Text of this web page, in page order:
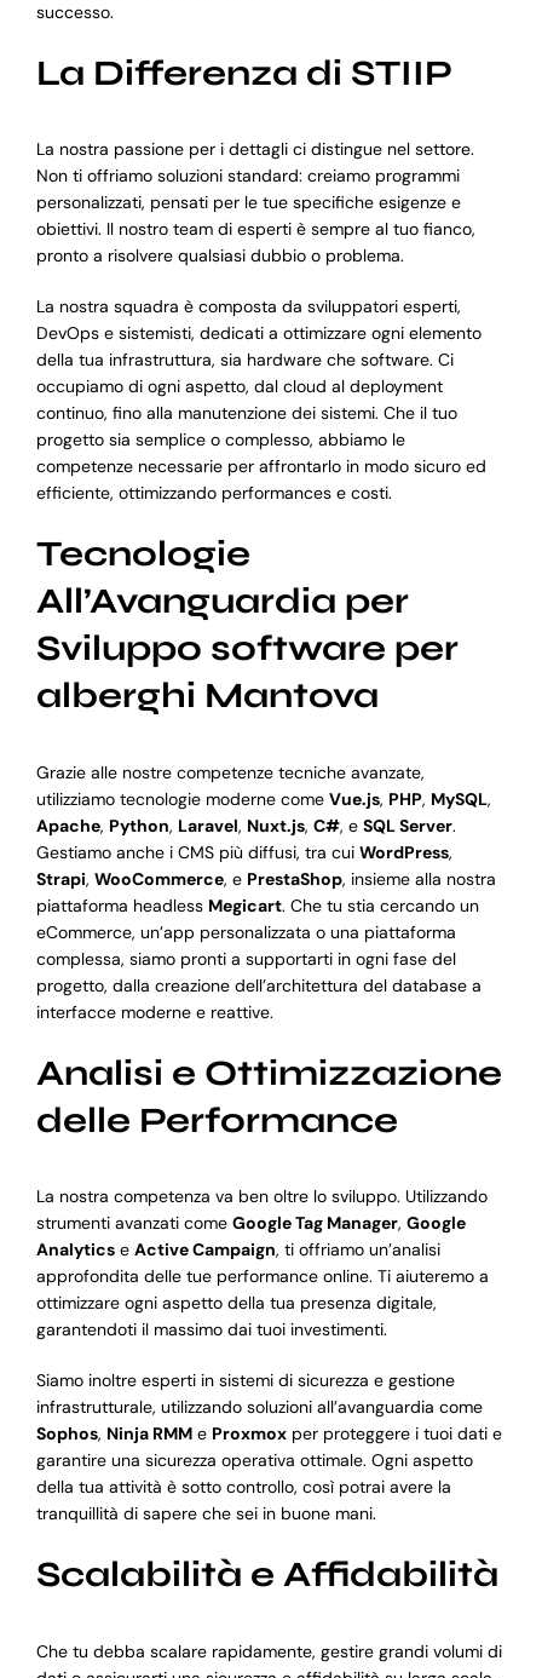
successo.
La Differenza di STIIP
La nostra passione per i dettagli ci distingue nel settore.
Non ti offriamo soluzioni standard: creiamo programmi
personalizzati, pensati per le tue specifiche esigenze e
obiettivi. Il nostro team di esperti è sempre al tuo fianco,
pronto a risolvere qualsiasi dubbio o problema.
La nostra squadra è composta da sviluppatori esperti,
DevOps e sistemisti, dedicati a ottimizzare ogni elemento
della tua infrastruttura, sia hardware che software. Ci
occupiamo di ogni aspetto, dal cloud al deployment
continuo, fino alla manutenzione dei sistemi. Che il tuo
progetto sia semplice o complesso, abbiamo le
competenze necessarie per affrontarlo in modo sicuro ed
efficiente, ottimizzando performances e costi.
Tecnologie
All’Avanguardia per
Sviluppo software per
alberghi Mantova
Grazie alle nostre competenze tecniche avanzate,
utilizziamo tecnologie moderne come Vue.js, PHP, MySQL,
Apache, Python, Laravel, Nuxt.js, C#, e SQL Server.
Gestiamo anche i CMS più diffusi, tra cui WordPress,
Strapi, WooCommerce, e PrestaShop, insieme alla nostra
piattaforma headless Megicart. Che tu stia cercando un
eCommerce, un’app personalizzata o una piattaforma
complessa, siamo pronti a supportarti in ogni fase del
progetto, dalla creazione dell’architettura del database a
interfacce moderne e reattive.
Analisi e Ottimizzazione
delle Performance
La nostra competenza va ben oltre lo sviluppo. Utilizzando
strumenti avanzati come Google Tag Manager, Google
Analyticse Active Campaign, ti offriamo un’analisi
approfondita delle tue performance online. Ti aiuteremo a
ottimizzare ogni aspetto della tua presenza digitale,
garantendoti il massimo dai tuoi investimenti.
Siamo inoltre esperti in sistemi di sicurezza e gestione
infrastrutturale, utilizzando soluzioni all’avanguardia come
Sophos, Ninja RMMe Proxmoxper proteggere i tuoi dati e
garantire una sicurezza operativa ottimale. Ogni aspetto
della tua attività è sotto controllo, così potrai avere la
tranquillità di sapere che sei in buone mani.
Scalabilità e Affidabilità
Che tu debba scalare rapidamente, gestire grandi volumi di